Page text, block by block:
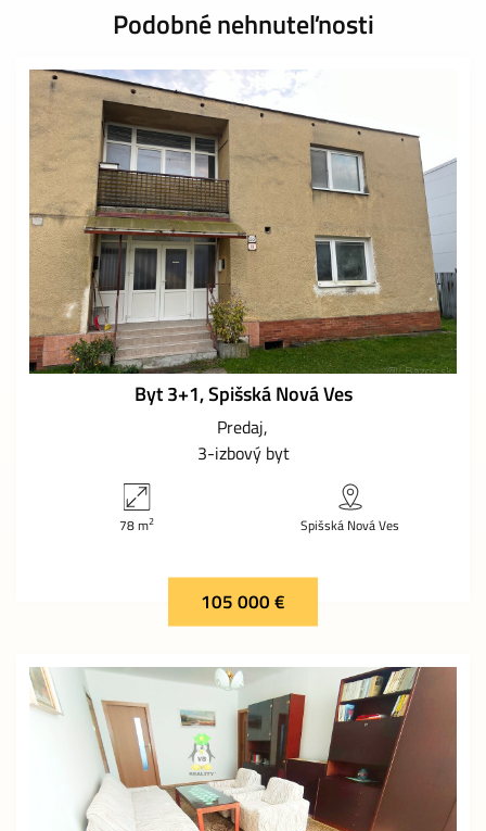
Podobné nehnuteľnosti
Byt 3+1, Spišská Nová Ves
Predaj
3-izbový byt
78 m2 Spišská Nová Ves
105 000 €